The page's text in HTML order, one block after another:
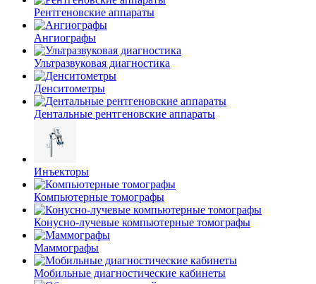
Рентгеновские аппараты
Ангиографы
Ультразвуковая диагностика
Денситометры
Дентальные рентгеновские аппараты
Инъекторы
Компьютерные томографы
Конусно-лучевые компьютерные томографы
Маммографы
Мобильные диагностические кабинеты